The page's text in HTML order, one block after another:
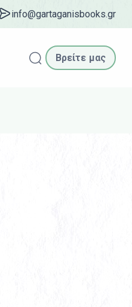
info@gartaganisbooks.gr
Αναζήτηση
Βρείτε μας